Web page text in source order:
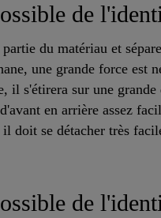
de
du matériau et
une grande force est
il s'étirera sur une grande
en arrière assez
doit se détacher très
de